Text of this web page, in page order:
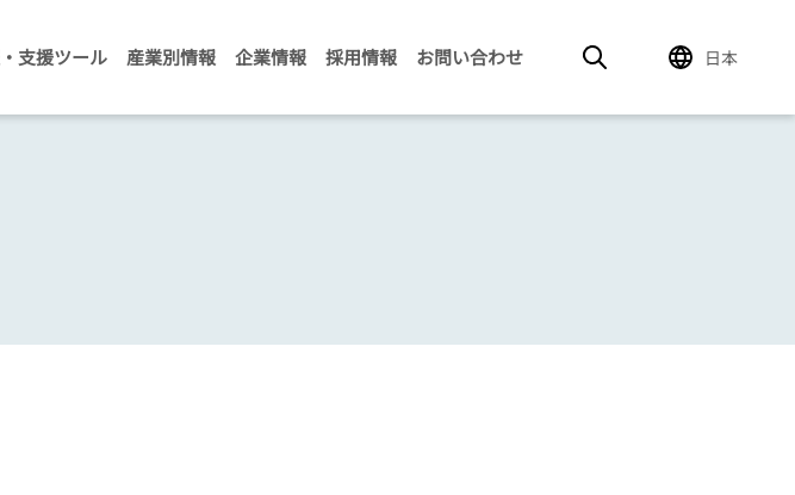
支援ツール 産業別情報 企業情報 採用情報 お問い合わせ 日本